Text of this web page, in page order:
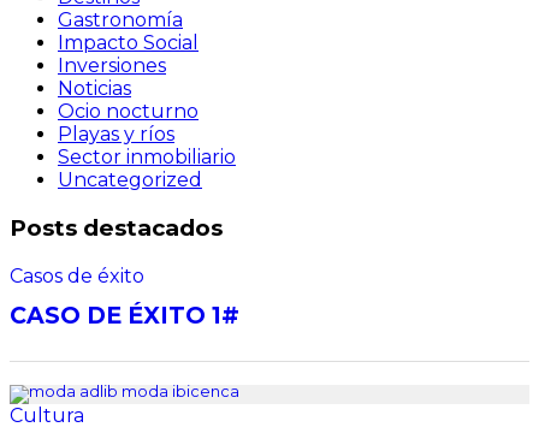
Gastronomía
Impacto Social
Inversiones
Noticias
Ocio nocturno
Playas y ríos
Sector inmobiliario
Uncategorized
Posts destacados
Casos de éxito
CASO DE ÉXITO 1#
Cultura